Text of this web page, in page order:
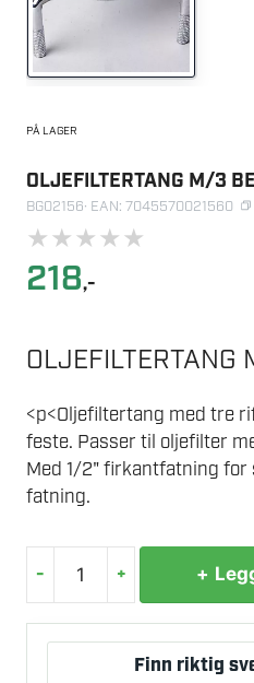
PÅ LAGER
OLJEFILTERTANG M/3
BG02156· EAN: 7045570021560
★★★★★
218,-
OLJEFILTERTANG
<p<Oljefiltertang med tre
feste. Passer til oljefilter
Med 1/2" firkantfatning
fatning.
-
BEN
antall
+ +
Finn riktig